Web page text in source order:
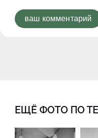
ваш комментарий
ЕЩЁ ФОТО ПО